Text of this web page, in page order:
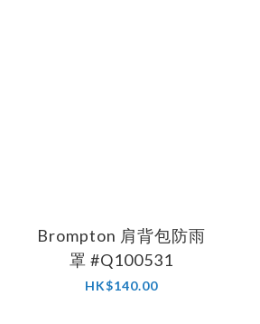
Brompton 肩背包防雨
罩 #Q100531
HK$140.00